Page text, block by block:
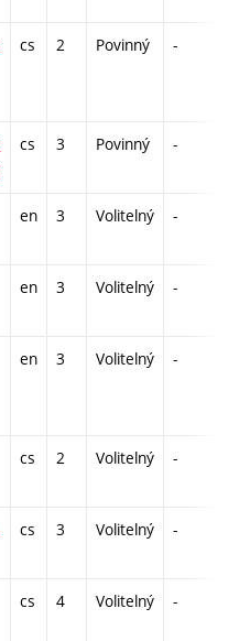
cs 2 Povinný -
cs 3 Povinný -
en 3 Volitelný -
en 3 Volitelný -
en 3 Volitelný -
cs 2 Volitelný -
cs 3 Volitelný -
cs 4 Volitelný -